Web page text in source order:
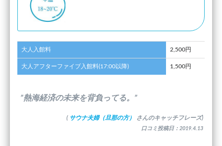
大人入館料 2,500円
大人アフターファイブ入館料(17:00以降) 1,500円
”熱海経済の未来を背負ってる。”
( サウナ夫婦（旦那の方） さんのキャッチフレーズ)
口コミ投稿日：2019.4.13